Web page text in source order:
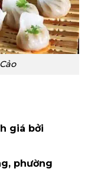
giá bởi
phường